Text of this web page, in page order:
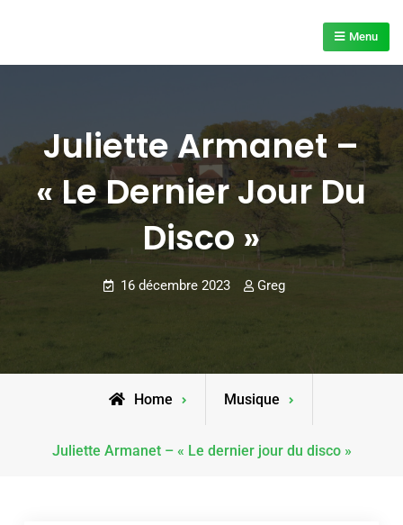
Menu
Juliette Armanet –
« Le Dernier Jour Du
Disco »
16 décembre 2023 Greg
Home Musique
Juliette Armanet – « Le dernier jour du disco »